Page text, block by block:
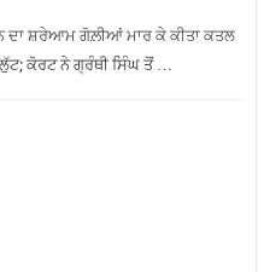
ਦਾ ਸ਼ਰੇਆਮ ਗੋਲ਼ੀਆਂ ਮਾਰ ਕੇ ਕੀਤਾ ਕਤਲ
ਲੁੱਟ; ਕੋਰਟ ਨੇ ਗ੍ਰੰਥੀ ਸਿੰਘ ਤੋਂ …